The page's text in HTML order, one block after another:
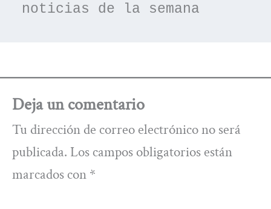
noticias de la semana
Deja un comentario
Tu dirección de correo electrónico no será
publicada. Los campos obligatorios están
marcados con *